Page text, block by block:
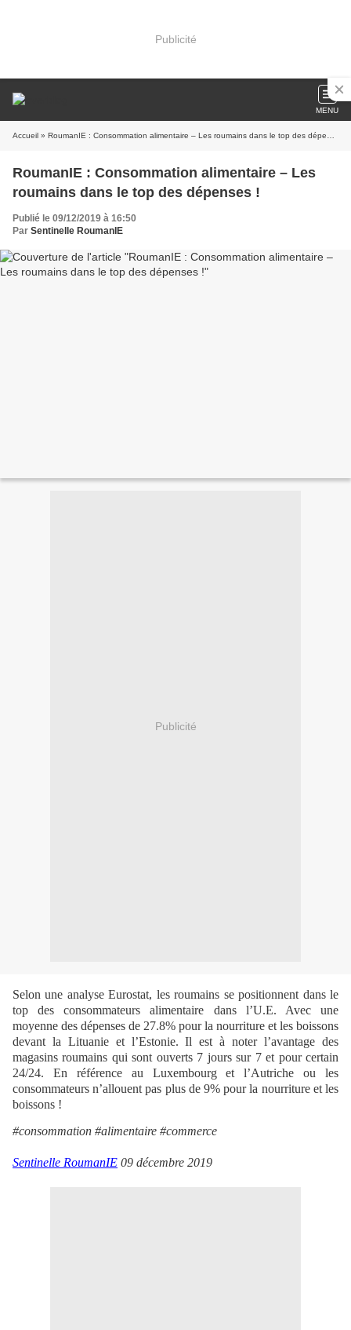
Publicité
MENU
Accueil » RoumanIE : Consommation alimentaire – Les roumains dans le top des dépenses !
RoumanIE : Consommation alimentaire – Les
roumains dans le top des dépenses !
Publié le 09/12/2019 à 16:50
Par Sentinelle RoumanIE
Publicité
Selon une analyse Eurostat, les roumains se positionnent dans le
top des consommateurs alimentaire dans l’U.E. Avec une
moyenne des dépenses de 27.8% pour la nourriture et les boissons
devant la Lituanie et l’Estonie. Il est à noter l’avantage des
magasins roumains qui sont ouverts 7 jours sur 7 et pour certain
24/24. En référence au Luxembourg et l’Autriche ou les
consommateurs n’allouent pas plus de 9% pour la nourriture et les
boissons !
#consommation #alimentaire #commerce
Sentinelle RoumanIE 09 décembre 2019